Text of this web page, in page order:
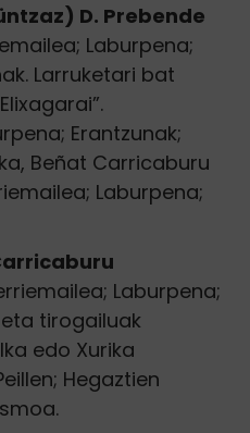
D. Prebende
Laburpena;
Larruketari bat
Erantzunak;
Beñat Carricaburu
Laburpena;
Laburpena;
tirogailuak
edo Xurika
Hegaztien